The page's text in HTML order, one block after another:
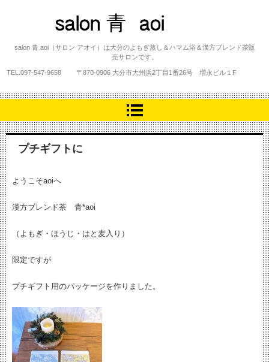
salon 青 aoi
salon 青 aoi（サロン アオイ）は大分のよもぎ蒸し＆ハマム浴＆漢方ブレンド茶販
売サロンです。
TEL. 097-547-9658 〒870-0906 大分市大州浜2丁目1番26号 増永ビル１F
プチギフトに
ようこそaoiへ
漢方ブレンド茶 青*aoi
（よもぎ・ほうじ・はと麦入り）
限定ですが
プチギフト用のパッケージを作りました。